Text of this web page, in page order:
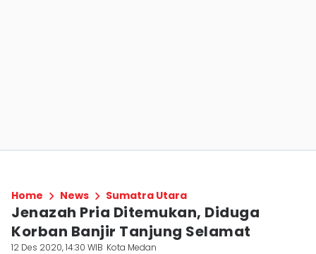
Home News Sumatra Utara
Jenazah Pria Ditemukan, Diduga
Korban Banjir Tanjung Selamat
12 Des 2020, 14:30 WIB Kota Medan